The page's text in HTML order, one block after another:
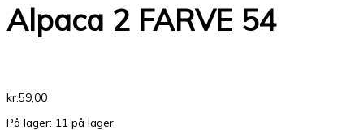
Alpaca 2 FARVE 54
kr.59,00
På lager: 11 på lager